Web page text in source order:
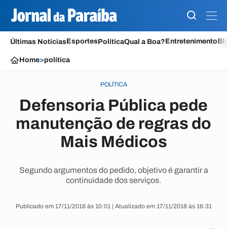
Últimas NotíciasEsportesPolíticaQual a Boa?Entretenimento
Home>política
POLÍTICA
Defensoria Pública pede
manutenção de regras do
Mais Médicos
Segundo argumentos do pedido, objetivo é garantir a
continuidade dos serviços.
Publicado em 17/11/2018 às 10:01 | Atualizado em 17/11/2018 às 16:31